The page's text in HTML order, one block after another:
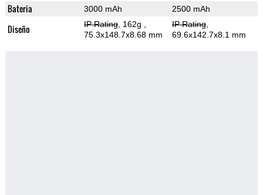
Bateria 3000 mAh 2500 mAh
Diseño IP Rating, 162g
75.3x148.7x8.68 mm
IP Rating,
69.6x142.7x8.1 mm